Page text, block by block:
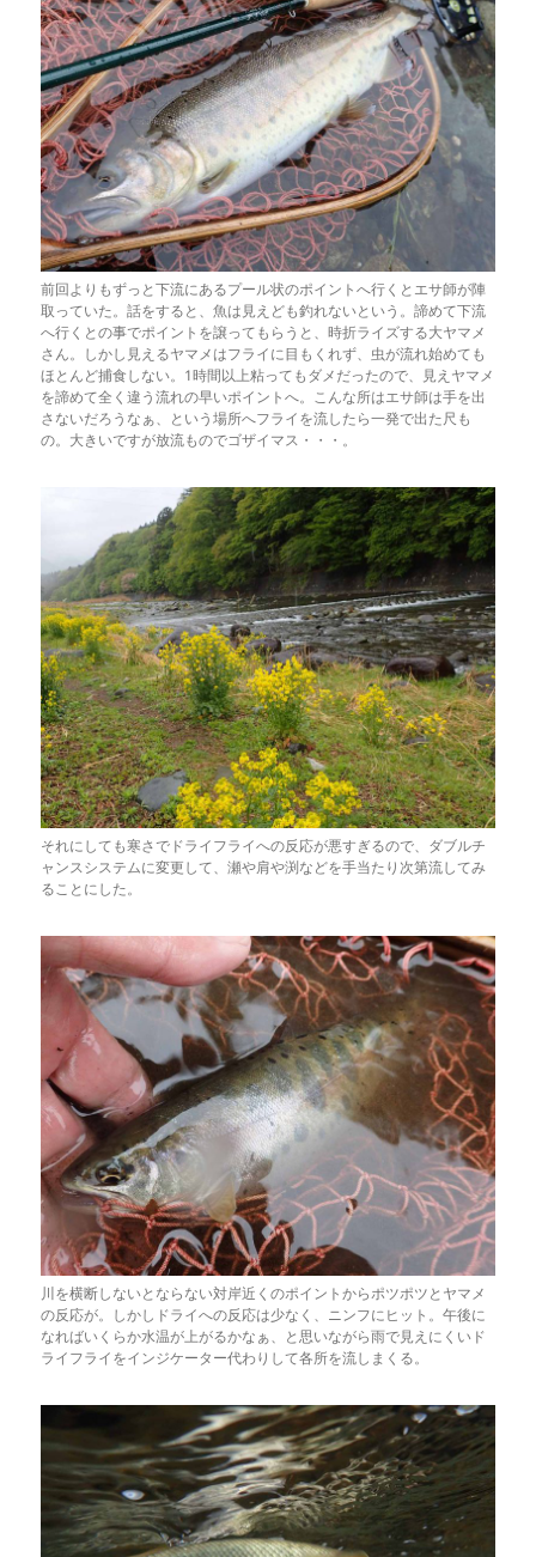
前回よりもずっと下流にあるプール状のポイントへ行くとエサ師が陣
取っていた。話をすると、魚は見えども釣れないという。諦めて下流
へ行くとの事でポイントを譲ってもらうと、時折ライズする大ヤマメ
さん。しかし見えるヤマメはフライに目もくれず、虫が流れ始めても
ほとんど捕食しない。1時間以上粘ってもダメだったので、見えヤマメ
を諦めて全く違う流れの早いポイントへ。こんな所はエサ師は手を出
さないだろうなぁ、という場所へフライを流したら一発で出た尺も
の。大きいですが放流ものでゴザイマス・・・。
それにしても寒さでドライフライへの反応が悪すぎるので、ダブルチ
ャンスシステムに変更して、瀬や肩や渕などを手当たり次第流してみ
ることにした。
川を横断しないとならない対岸近くのポイントからポツポツとヤマメ
の反応が。しかしドライへの反応は少なく、ニンフにヒット。午後に
なればいくらか水温が上がるかなぁ、と思いながら雨で見えにくいド
ライフライをインジケーター代わりして各所を流しまくる。